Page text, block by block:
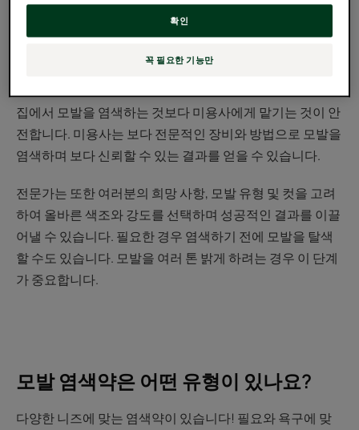
가에게 머리 염색을 의뢰하는 것이 좋습니다. 모발 컬러를
바꾸고 싶다면 미용사가 외부인으로서 의견을 제시하며 귀
중한 조언을 줄 수 있을 것입니다. 또한 이들은 특정 컬러나
집에서 모발을 염색하는 것보다 미용사에게 맡기는 것이 안
전합니다. 미용사는 보다 전문적인 장비와 방법으로 모발을
염색하며 보다 신뢰할 수 있는 결과를 얻을 수 있습니다.
전문가는 또한 여러분의 희망 사항, 모발 유형 및 컷을 고려
하여 올바른 색조와 강도를 선택하며 성공적인 결과를 이끌
어낼 수 있습니다. 필요한 경우 염색하기 전에 모발을 탈색
할 수도 있습니다. 모발을 여러 톤 밝게 하려는 경우 이 단계
가 중요합니다.
모발 염색약은 어떤 유형이 있나요?
다양한 니즈에 맞는 염색약이 있습니다! 필요와 욕구에 맞
꼭 필요한 기능만
확인